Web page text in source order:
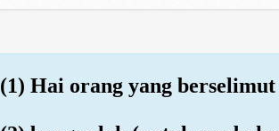
(1) Hai orang yang